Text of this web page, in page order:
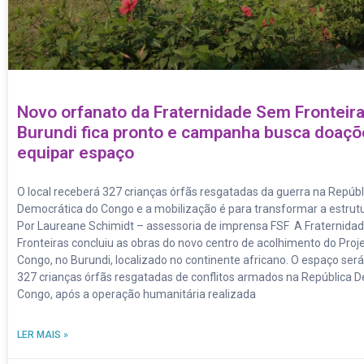
Novo orfanato da Fraternidade Sem
Burundi fica pronto e campanha busca
equipar espaço
O local receberá 327 crianças órfãs resgatadas da guerra na
Democrática do Congo e a mobilização é para transformar a
Por Laureane Schimidt – assessoria de imprensa FSF A
Fronteiras concluiu as obras do novo centro de acolhimento do
Congo, no Burundi, localizado no continente africano. O espaço
327 crianças órfãs resgatadas de conflitos armados na República
Congo, após a operação humanitária realizada
LER MAIS »